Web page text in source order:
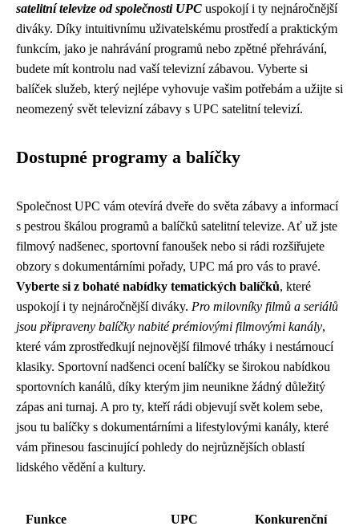
satelitní televize od společnosti UPC uspokojí i ty nejnáročnější
diváky. Díky intuitivnímu uživatelskému prostředí a praktickým
funkcím, jako je nahrávání programů nebo zpětné přehrávání,
budete mít kontrolu nad vaší televizní zábavou. Vyberte si
balíček služeb, který nejlépe vyhovuje vašim potřebám a užijte si
neomezený svět televizní zábavy s UPC satelitní televizí.
Dostupné programy a balíčky
Společnost UPC vám otevírá dveře do světa zábavy a informací
s pestrou škálou programů a balíčků satelitní televize. Ať už jste
filmový nadšenec, sportovní fanoušek nebo si rádi rozšiřujete
obzory s dokumentárními pořady, UPC má pro vás to pravé.
Vyberte si z bohaté nabídky tematických balíčků, které
uspokojí i ty nejnáročnější diváky. Pro milovníky filmů a seriálů
jsou připraveny balíčky nabité prémiovými filmovými kanály,
které vám zprostředkují nejnovější filmové trháky i nestárnoucí
klasiky. Sportovní nadšenci ocení balíčky se širokou nabídkou
sportovních kanálů, díky kterým jim neunikne žádný důležitý
zápas ani turnaj. A pro ty, kteří rádi objevují svět kolem sebe,
jsou tu balíčky s dokumentárními a lifestylovými kanály, které
vám přinesou fascinující pohledy do nejrůznějších oblastí
lidského vědění a kultury.
Funkce UPC Konkurenční